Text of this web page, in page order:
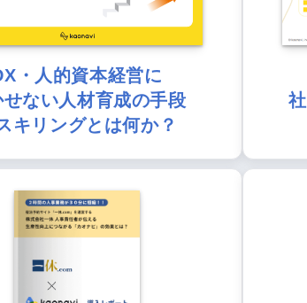
・人的資本経営に
せない人材育成の手段
キリングとは何か？